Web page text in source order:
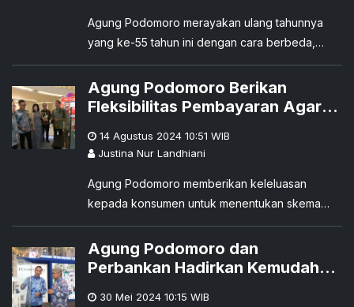
Agung Podomoro merayakan ulang tahunnya
yang ke-55 tahun ini dengan cara berbeda,
yaitu mengadakan kegiatan lari santai bersama
karyawan sejauh 5,5 km di kawasan Vimala Hills,
Ciawi, Bogor.
Agung Podomoro Berikan
Fleksibilitas Pembayaran Agar
14 Agustus 2024 10:51 WIB
Justina Nur Landhiani
Agung Podomoro memberikan keleluasan
kepada konsumen untuk menentukan skema
pembayaran rumah idamannya dalam Pameran
Investasi Properti yang digelar mulai 13-25
Agustus 2024 di Senayan City Mall, Jakarta.
Agung Podomoro dan
Perbankan Hadirkan Kemudahan
30 Mei 2024 10:15 WIB